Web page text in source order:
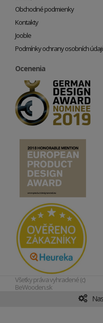
Obchodné podmienky
Kontakty
Jooble
Podmínky ochrany osobních
Ocenenia
Všetky práva vyhradené (c)
BeWooden.sk